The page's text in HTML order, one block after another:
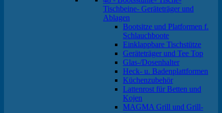
Tischbeine- Geräteträger und
Ablagen
Bootsitze und Platformen f.
Schlauchboote
Einklappbare Tischstütze
Geräteträger und Tee Top
Glas-/Dosenhalter
Heck- u. Badenplattformen
Küchenzubehör
Lattenrost für Betten und
Kojen
MAGMA Grill und Grill-